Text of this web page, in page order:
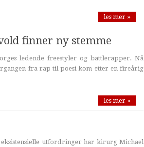
les mer »
finner ny stemme
ledende freestyler og battlerapper. Nå
fra rap til poesi kom etter en fireårig
les mer »
utfordringer har kirurg Michael